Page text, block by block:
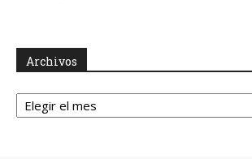
Archivos
Archivos